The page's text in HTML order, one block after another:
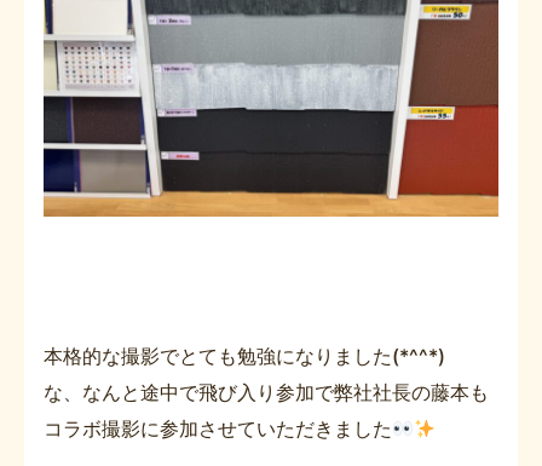
本格的な撮影でとても勉強になりました(*^^*)
な、なんと途中で飛び入り参加で弊社社長の藤本も
コラボ撮影に参加させていただきました